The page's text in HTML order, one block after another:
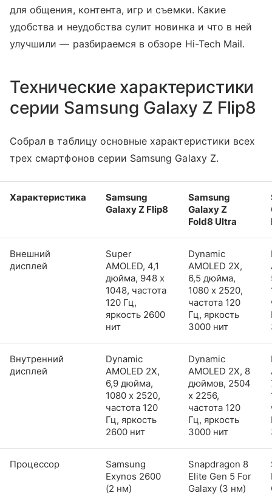
для общения, контента, игр и съемки. Какие
удобства и неудобства сулит новинка и что в ней
улучшили — разбираемся в обзоре Hi-Tech Mail.
Технические характеристики
серии Samsung Galaxy Z Flip8
Собрал в таблицу основные характеристики всех
трех смартфонов серии Samsung Galaxy Z.
Характеристика
Samsung
Galaxy Z Flip8
Samsung
Galaxy Z
Fold8 Ultra
Внешний
дисплей
Super
AMOLED, 4,1
дюйма, 948 x
1048, частота
120 Гц,
яркость 2600
нит
Dynamic
AMOLED 2X,
6,5 дюйма,
1080 x 2520,
частота 120
Гц, яркость
3000 нит
Внутренний
дисплей
Dynamic
AMOLED 2X,
6,9 дюйма,
1080 x 2520,
частота 120
Гц, яркость
2600 нит
Dynamic
AMOLED 2X, 8
дюймов, 2504
x 2256,
частота 120
Гц, яркость
3000 нит
Процессор
Samsung
Exynos 2600
(2 нм)
Snapdragon 8
Elite Gen 5 For
Galaxy (3 нм)